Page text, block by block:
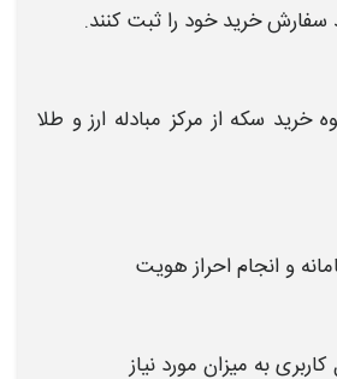
سفارشخریدخود را ثبت کنند.
خرید سکه از مرکز مبادله ارز و طلا
و انجام احراز هویت
به میزان مورد نیاز